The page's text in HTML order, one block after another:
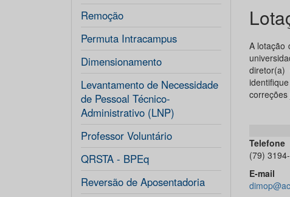
Remoção
Permuta Intracampus
Dimensionamento
Levantamento de Necessidade
de Pessoal Técnico-
Administrativo (LNP)
Professor Voluntário
QRSTA - BPEq
Reversão de Aposentadoria
A lotação
correções
Telefone
(79)
E-mail